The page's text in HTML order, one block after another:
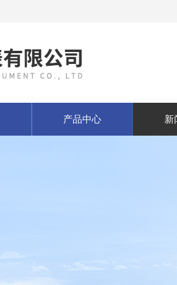
产品中心 新